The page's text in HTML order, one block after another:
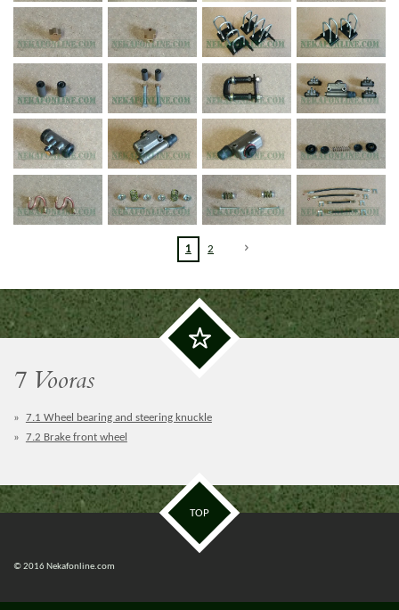
1 2
7 Vooras
7.1 Wheel bearing and steering knuckle
7.2 Brake front wheel
TOP
© 2016 Nekafonline.com